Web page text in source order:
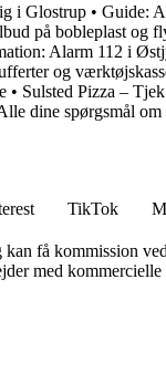
i Glostrup • Guide:
på bobleplast og
Alarm 112 i
og
• Sulsted Pizza –
dine spørgsmål
TikTok
få kommission
med